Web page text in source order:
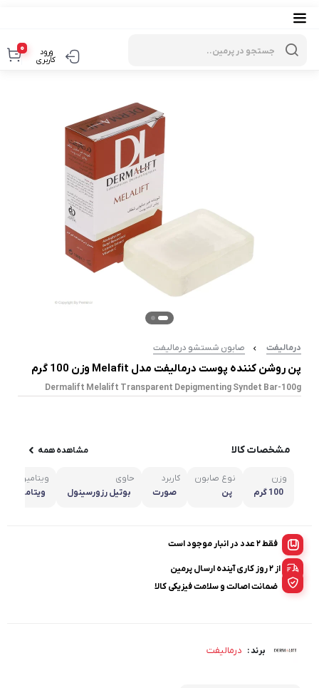
ورود
کاربری
0
درمالیفت صابون شستشو درمالیفت
پن روشن کننده پوست درمالیفت مدل Melafit وزن 100 گرم
Dermalift Melalift Transparent Depigmenting Syndet Bar-100g
مشخصات کالا مشاهده همه
وزن
100 گرم
نوع صابون
پن
کاربرد
صورت
حاوی
بوتیل رزورسینول
ویتامین‌ها
موجود
فقط 2 عدد در انبار موجود است
از ۲ روز کاری آینده ارسال پرمین
ضمانت اصالت و سلامت فیزیکی کالا
برند : درمالیفت